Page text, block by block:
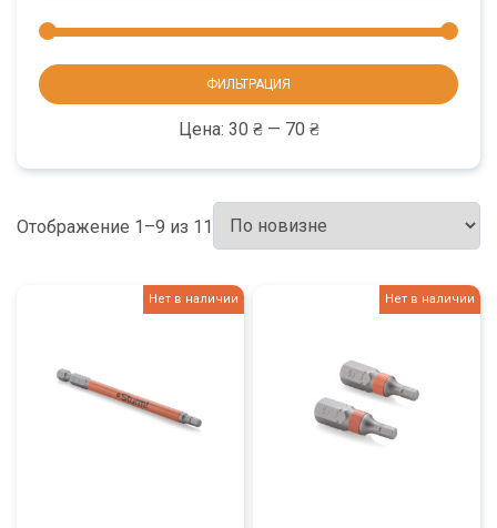
ФИЛЬТРАЦИЯ
Цена: 30 ₴— 70 ₴
Отображение 1–9 из 11
Нет в наличии Нет в наличии